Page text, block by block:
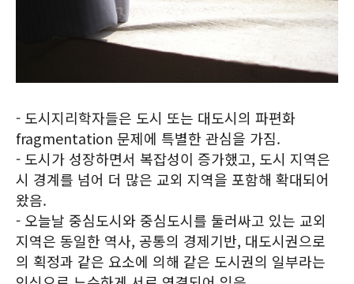
- 도시지리학자들은 도시 또는 대도시의 파편화
fragmentation 문제에 특별한 관심을 가짐.
- 도시가 성장하면서 복잡성이 증가했고, 도시 지역은
시 경계를 넘어 더 많은 교외 지역을 포함해 확대되어
왔음.
- 오늘날 중심도시와 중심도시를 둘러싸고 있는 교외
지역은 동일한 역사, 공통의 경제기반, 대도시권으로
의 획정과 같은 요소에 의해 같은 도시권의 일부라는